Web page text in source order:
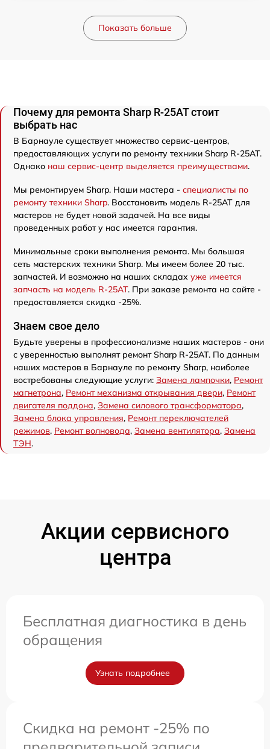
Показать больше
Почему для ремонта Sharp R-25AT стоит
выбрать нас
В Барнауле существует множество сервис-центров,
предоставляющих услуги по ремонту техники Sharp R-25AT.
Однако наш сервис-центр выделяется преимуществами.
Мы ремонтируем Sharp. Наши мастера - специалисты по
ремонту техники Sharp. Восстановить модель R-25AT для
мастеров не будет новой задачей. На все виды
проведенных работ у нас имеется гарантия.
Минимальные сроки выполнения ремонта. Мы большая
сеть мастерских техники Sharp. Мы имеем более 20 тыс.
запчастей. И возможно на наших складах уже имеется
запчасть на модель R-25AT. При заказе ремонта на сайте -
предоставляется скидка -25%.
Знаем свое дело
Будьте уверены в профессионализме наших мастеров - они
с уверенностью выполнят ремонт Sharp R-25AT. По данным
наших мастеров в Барнауле по ремонту Sharp, наиболее
востребованы следующие услуги: Замена лампочки, Ремонт
магнетрона, Ремонт механизма открывания двери, Ремонт
двигателя поддона, Замена силового трансформатора,
Замена блока управления, Ремонт переключателей
режимов, Ремонт волновода, Замена вентилятора, Замена
ТЭН.
Акции сервисного
центра
Бесплатная диагностика в день
обращения
Узнать подробнее
Скидка на ремонт -25% по